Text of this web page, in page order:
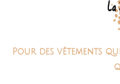
Pour des vêtements